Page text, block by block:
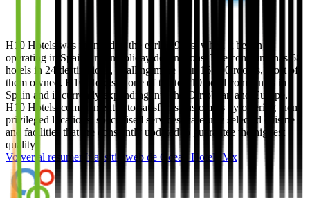
H10 Hotels was founded in the early 1980s, when it began
operating in Spain's main holiday destinations. The company has 68
hotels in 24 destinations, totalling more than 16,000 rooms, most of
them owned. H10 Hotels is one of the top 10 hotel companies in
Spain and is currently expanding into the Caribbean and Europe.
H10 Hotels' commitment is to satisfy its customers by offering them
privileged locations, specialised services, carefully selected cuisine
and facilities that are constantly updated to guarantee the highest
quality.
Volver al resumen Ir al sitio web de Ocean Hotels Mx